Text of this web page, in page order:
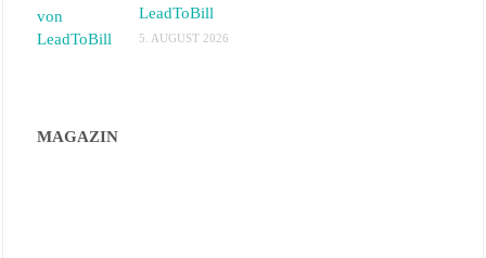
LeadToBill
5. AUGUST 2026
MAGAZIN